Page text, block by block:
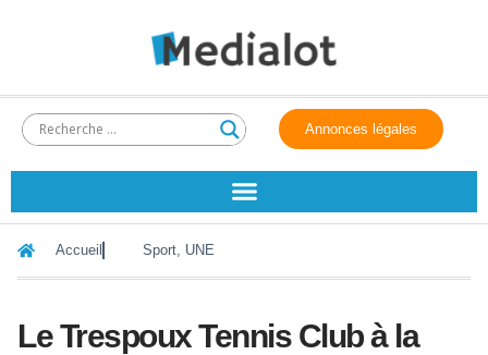
Annonces légales
Accueil Sport, UNE
Le Trespoux Tennis Club à la